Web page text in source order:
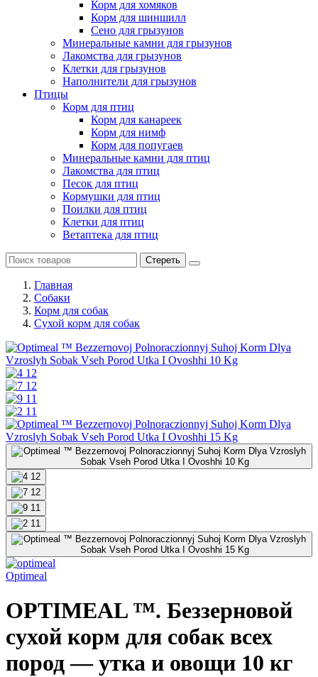
Корм для хомяков
Корм для шиншилл
Сено для грызунов
Минеральные камни для грызунов
Лакомства для грызунов
Клетки для грызунов
Наполнители для грызунов
Птицы
Корм для птиц
Корм для канареек
Корм для нимф
Корм для попугаев
Минеральные камни для птиц
Лакомства для птиц
Песок для птиц
Кормушки для птиц
Поилки для птиц
Клетки для птиц
Ветаптека для птиц
Стереть
Главная
Cобаки
Корм для собак
Сухой корм для собак
Optimeal
OPTIMEAL ™. Беззерновой
сухой корм для собак всех
пород — утка и овощи 10 кг